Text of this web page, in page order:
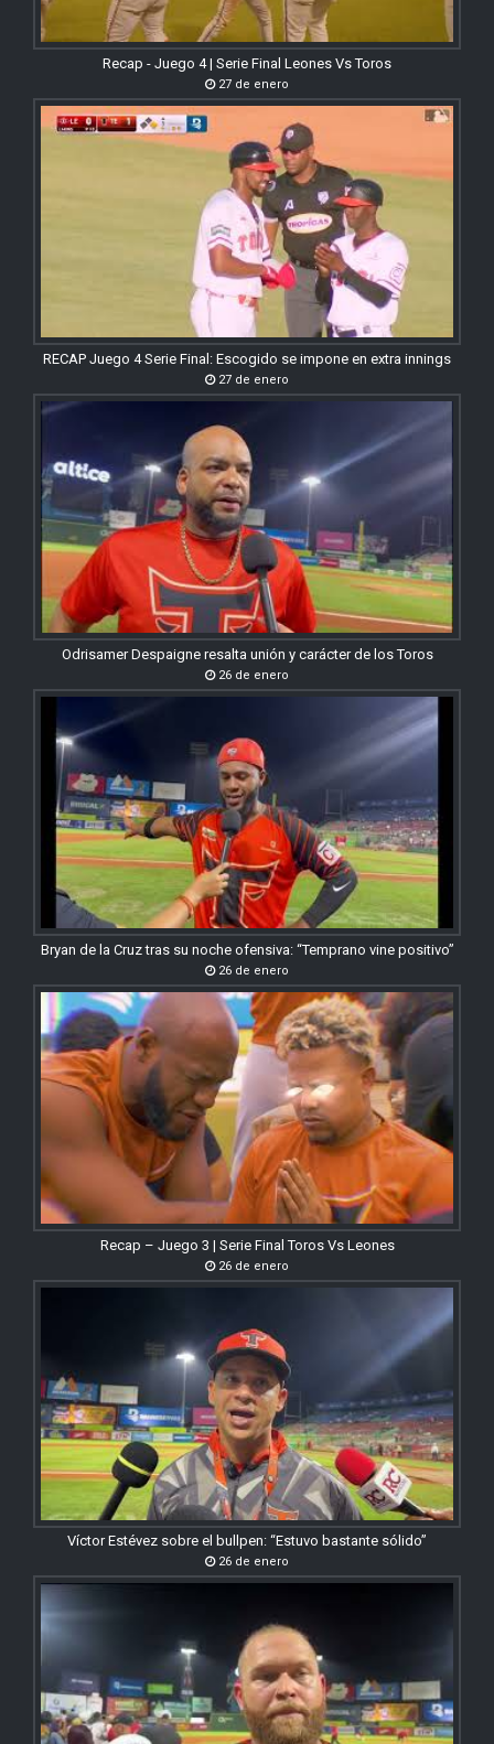
Recap - Juego 4 | Serie Final Leones Vs Toros
27 de enero
RECAP Juego 4 Serie Final: Escogido se impone en extra innings
27 de enero
Odrisamer Despaigne resalta unión y carácter de los Toros
26 de enero
Bryan de la Cruz tras su noche ofensiva: “Temprano vine positivo”
26 de enero
Recap – Juego 3 | Serie Final Toros Vs Leones
26 de enero
Víctor Estévez sobre el bullpen: “Estuvo bastante sólido”
26 de enero